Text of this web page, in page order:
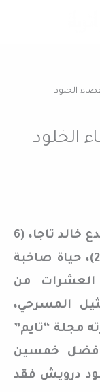
الخلود
الخلود
عاش الفنان الممثل السوري المبدع خالد تاجا، (6
تشرين الثاني 1936- 4 نيسان 2012)، حياة صاخبة
العشرات من
المسرحي،
مجلة “تايم”
واحدًا من أفضل خمسين
درويش فقد